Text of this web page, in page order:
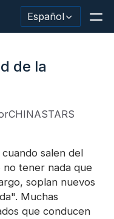
Español
de la
salen del
tener nada que
soplan nuevos
Muchas
que conducen